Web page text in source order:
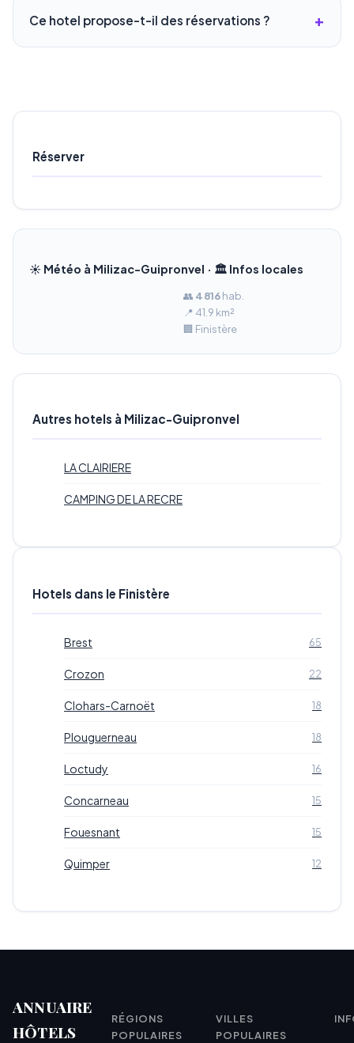
Ce hotel propose-t-il des réservations ?
Réserver
☀️ Météo à Milizac-Guipronvel · 🏛️ Infos locales
👥 4 816hab.
📍 41.9 km²
🏢 Finistère
Autres hotels à Milizac-Guipronvel
LA CLAIRIERE
CAMPING DE LA RECRE
Hotels dans le Finistère
Brest 65
Crozon 22
Clohars-Carnoët 18
Plouguerneau 18
Loctudy 16
Concarneau 15
Fouesnant 15
Quimper 12
ANNUAIRE
HÔTELS
RÉGIONS
POPULAIRES
VILLES
POPULAIRES